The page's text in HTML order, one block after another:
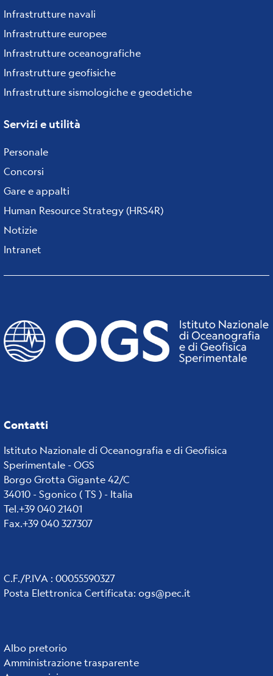
Infrastrutture navali
Infrastrutture europee
Infrastrutture oceanografiche
Infrastrutture geofisiche
Infrastrutture sismologiche e geodetiche
Servizi e utilità
Personale
Concorsi
Gare e appalti
Human Resource Strategy (HRS4R)
Notizie
Intranet
Contatti
Istituto Nazionale di Oceanografia e di Geofisica
Sperimentale - OGS
Borgo Grotta Gigante 42/C
34010 - Sgonico ( TS ) - Italia
Tel.+39 040 21401
Fax.+39 040 327307
C.F./P.IVA : 00055590327
Posta Elettronica Certificata: ogs@pec.it
Institute
Albo pretorio
Amministrazione trasparente